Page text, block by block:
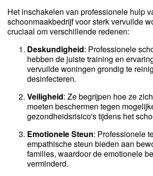
Het inschakelen van professionele hulp
schoonmaakbedrijf voor sterk vervuilde
cruciaal om verschillende redenen:
Deskundigheid: Professionele
hebben de juiste training en
vervuilde woningen grondig te
desinfecteren.
Veiligheid: Ze begrijpen hoe ze
moeten beschermen tegen
gezondheidsrisico's tijdens het
Emotionele Steun: Professionele
empathische steun bieden aan
families, waardoor de emotionele
verminderd.